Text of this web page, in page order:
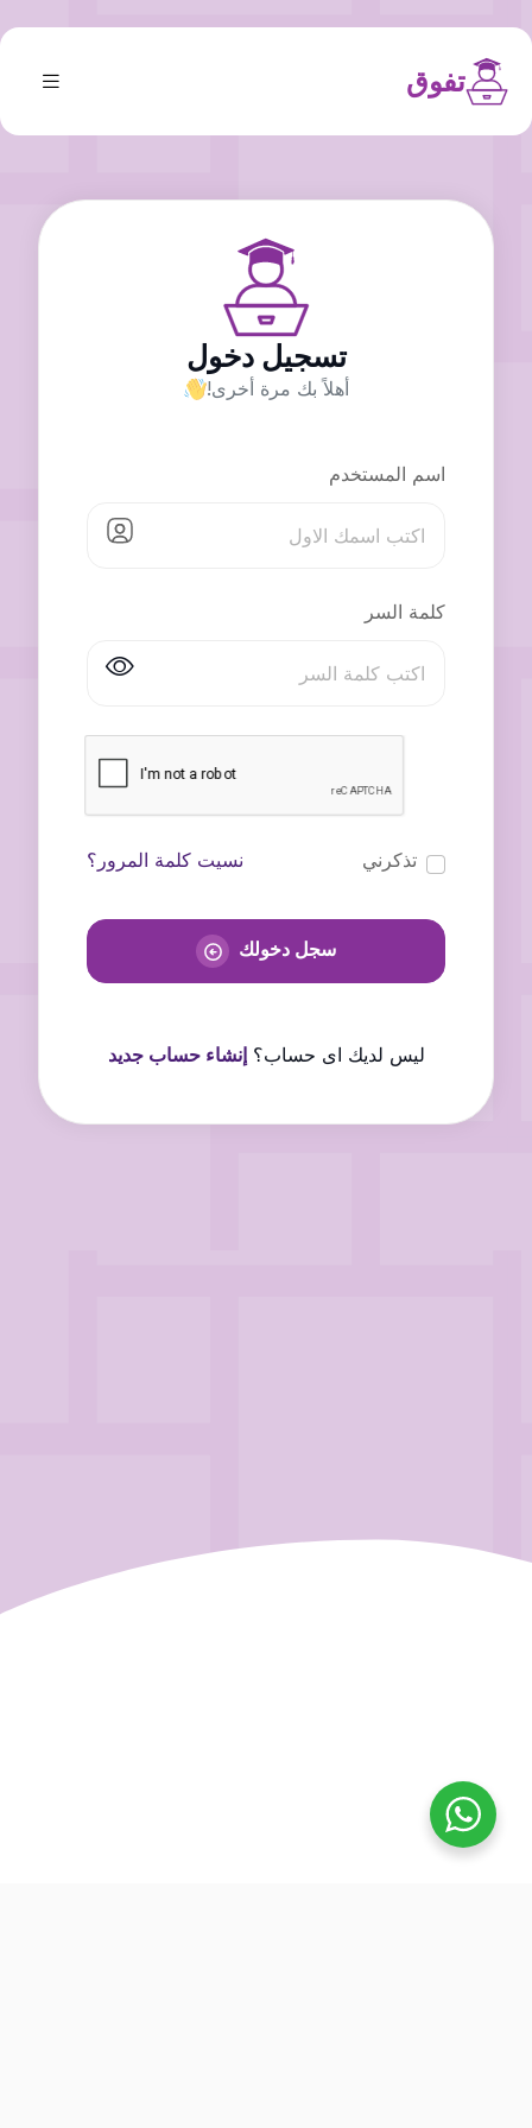
تفوق
تسجيل دخول
أهلاً بك مرة أخرى!
اسم المستخدم
كلمة السر
تذكرني نسيت كلمة المرور؟
سجل دخولك
ليس لديك اى حساب؟إنشاء حساب جديد